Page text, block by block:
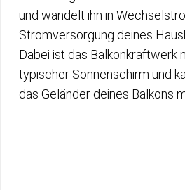
und wandelt ihn in
Stromversorgung deines
Dabei ist das Balkonkraftwerk
typischer Sonnenschirm und
das Geländer deines Balkons